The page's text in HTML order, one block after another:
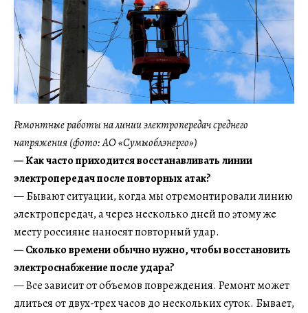
Ремонтные работы на линии электропередач среднего
напряжения (фото: АО «Сумыоблэнерго»)
— Как часто приходится восстанавливать линии
электропередач после повторных атак?
— Бывают ситуации, когда мы отремонтировали линию
электропередач, а через несколько дней по этому же
месту россияне наносят повторный удар.
— Сколько времени обычно нужно, чтобы восстановить
электроснабжение после удара?
— Все зависит от объемов повреждения. Ремонт может
длиться от двух-трех часов до нескольких суток. Бывает,